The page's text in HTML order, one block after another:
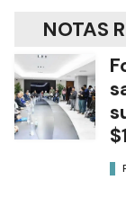
NOTAS